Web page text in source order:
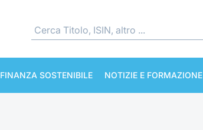
FINANZA SOSTENIBILE NOTIZIE E FORMAZIONE